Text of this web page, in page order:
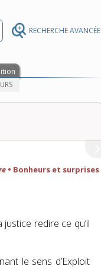
RECHERCHE AVANCÉE
• Bonheurs et surprises
redire ce qu’il
le sens d’Exploit